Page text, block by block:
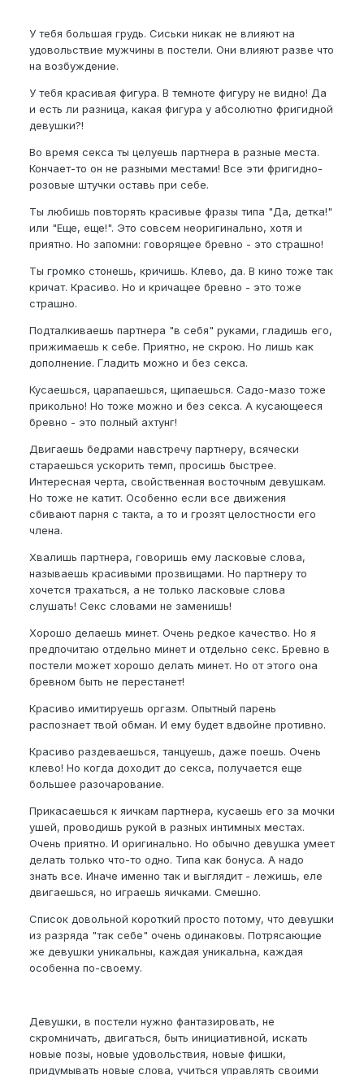
У тебя большая грудь. Сиськи никак не влияют на
удовольствие мужчины в постели. Они влияют разве что
на возбуждение.
У тебя красивая фигура. В темноте фигуру не видно! Да
и есть ли разница, какая фигура у абсолютно фригидной
девушки?!
Во время секса ты целуешь партнера в разные места.
Кончает-то он не разными местами! Все эти фригидно-
розовые штучки оставь при себе.
Ты любишь повторять красивые фразы типа "Да, детка!"
или "Еще, еще!". Это совсем неоригинально, хотя и
приятно. Но запомни: говорящее бревно - это страшно!
Ты громко стонешь, кричишь. Клево, да. В кино тоже так
кричат. Красиво. Но и кричащее бревно - это тоже
страшно.
Подталкиваешь партнера "в себя" руками, гладишь его,
прижимаешь к себе. Приятно, не скрою. Но лишь как
дополнение. Гладить можно и без секса.
Кусаешься, царапаешься, щипаешься. Садо-мазо тоже
прикольно! Но тоже можно и без секса. А кусающееся
бревно - это полный ахтунг!
Двигаешь бедрами навстречу партнеру, всячески
стараешься ускорить темп, просишь быстрее.
Интересная черта, свойственная восточным девушкам.
Но тоже не катит. Особенно если все движения
сбивают парня с такта, а то и грозят целостности его
члена.
Хвалишь партнера, говоришь ему ласковые слова,
называешь красивыми прозвищами. Но партнеру то
хочется трахаться, а не только ласковые слова
слушать! Секс словами не заменишь!
Хорошо делаешь минет. Очень редкое качество. Но я
предпочитаю отдельно минет и отдельно секс. Бревно в
постели может хорошо делать минет. Но от этого она
бревном быть не перестанет!
Красиво имитируешь оргазм. Опытный парень
распознает твой обман. И ему будет вдвойне противно.
Красиво раздеваешься, танцуешь, даже поешь. Очень
клево! Но когда доходит до секса, получается еще
большее разочарование.
Прикасаешься к яичкам партнера, кусаешь его за мочки
ушей, проводишь рукой в разных интимных местах.
Очень приятно. И оригинально. Но обычно девушка умеет
делать только что-то одно. Типа как бонуса. А надо
знать все. Иначе именно так и выглядит - лежишь, еле
двигаешься, но играешь яичками. Смешно.
Список довольной короткий просто потому, что девушки
из разряда "так себе" очень одинаковы. Потрясающие
же девушки уникальны, каждая уникальна, каждая
особенна по-своему.
Девушки, в постели нужно фантазировать, не
скромничать, двигаться, быть инициативной, искать
новые позы, новые удовольствия, новые фишки,
придумывать новые слова, учиться управлять своими